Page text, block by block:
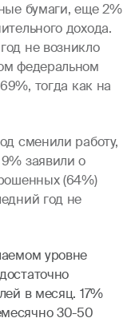
бумаги, еще 2%
дохода.
не возникло
федеральном
тогда как на
сменили работу,
заявили о
(64%)
год не
уровне
в месяц. 17%
30-50